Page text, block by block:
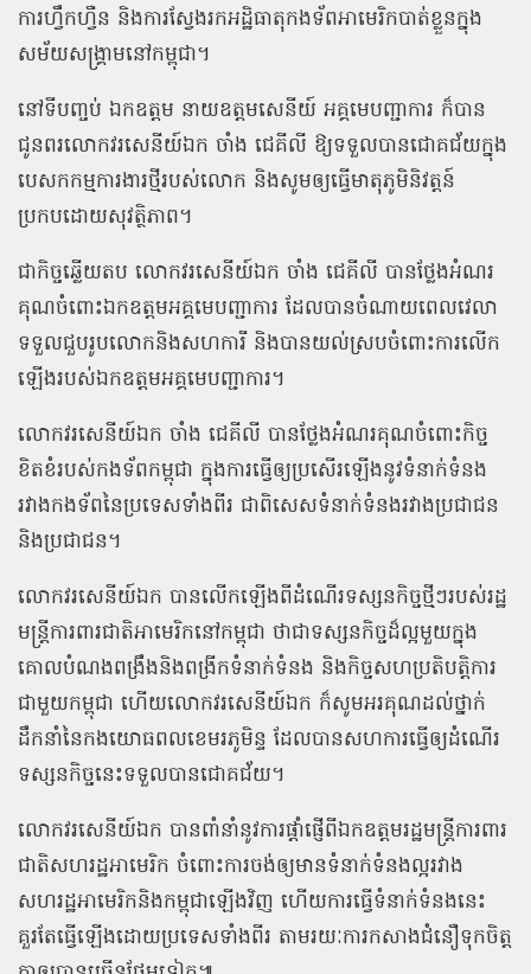
ការហ្វឹកហ្វឺន និងការស្វែងរកអដ្ឋិធាតុកងទ័ពអាមេរិកបាត់ខ្លួនក្នុង
សម័យសង្គ្រាមនៅកម្ពុជា។
នៅទីបញ្ចប់ ឯកឧត្តម នាយឧត្ដមសេនីយ៍ អគ្គមេបញ្ជាការ ក៏បាន
ជូនពរលោកវរសេនីយ៍ឯក ចាំង ជេគីលី ឱ្យទទួលបានជោគជ័យក្នុង
បេសកកម្មការងារថ្មីរបស់លោក និងសូមឲ្យធ្វើមាតុភូមិនិវត្តន៍
ប្រកបដោយសុវត្ថិភាព។
ជាកិច្ចឆ្លើយតប លោកវរសេនីយ៍ឯក ចាំង ជេគីលី បានថ្លែងអំណរ
គុណចំពោះឯកឧត្តមអគ្គមេបញ្ជាការ ដែលបានចំណាយពេលវេលា
ទទួលជួបរូបលោកនិងសហការី និងបានយល់ស្របចំពោះការលើក
ឡើងរបស់ឯកឧត្តមអគ្គមេបញ្ជាការ។
លោកវរសេនីយ៍ឯក ចាំង ជេគីលី បានថ្លែងអំណរគុណចំពោះកិច្ច
ខិតខំរបស់កងទ័ពកម្ពុជា ក្នុងការធ្វើឲ្យប្រសើរឡើងនូវទំនាក់ទំនង
រវាងកងទ័ពនៃប្រទេសទាំងពីរ ជាពិសេសទំនាក់ទំនងរវាងប្រជាជន
និងប្រជាជន។
លោកវរសេនីយ៍ឯក បានលើកឡើងពីដំណើរទស្សនកិច្ចថ្មីៗរបស់រដ្ឋ
មន្ត្រីការពារជាតិអាមេរិកនៅកម្ពុជា ថាជាទស្សនកិច្ចដ៏ល្អមួយក្នុង
គោលបំណងពង្រឹងនិងពង្រីកទំនាក់ទំនង និងកិច្ចសហប្រតិបត្តិការ
ជាមួយកម្ពុជា ហើយលោកវរសេនីយ៍ឯក ក៏សូមអរគុណដល់ថ្នាក់
ដឹកនាំនៃកងយោធពលខេមរភូមិន្ទ ដែលបានសហការធ្វើឲ្យដំណើរ
ទស្សនកិច្ចនេះទទួលបានជោគជ័យ។
លោកវរសេនីយ៍ឯក បានពាំនាំនូវការផ្ដាំផ្ញើពីឯកឧត្តមរដ្ឋមន្ត្រីការពារ
ជាតិសហរដ្ឋអាមេរិក ចំពោះការចង់ឲ្យមានទំនាក់ទំនងល្អរវាង
សហរដ្ឋអាមេរិកនិងកម្ពុជាឡើងវិញ ហើយការធ្វើទំនាក់ទំនងនេះ
គួរតែធ្វើឡើងដោយប្រទេសទាំងពីរ តាមរយៈការកសាងជំនឿទុកចិត្ត